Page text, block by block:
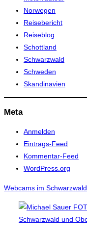
Norwegen
Reisebericht
Reiseblog
Schottland
Schwarzwald
Schweden
Skandinavien
Meta
Anmelden
Eintrags-Feed
Kommentar-Feed
WordPress.org
Webcams im Schwarzwald
Inhalt